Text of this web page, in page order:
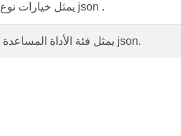
يمثل خيارات نوع تخطيط json .
يمثل فئة الأداة المساعدة لمعالجة json.